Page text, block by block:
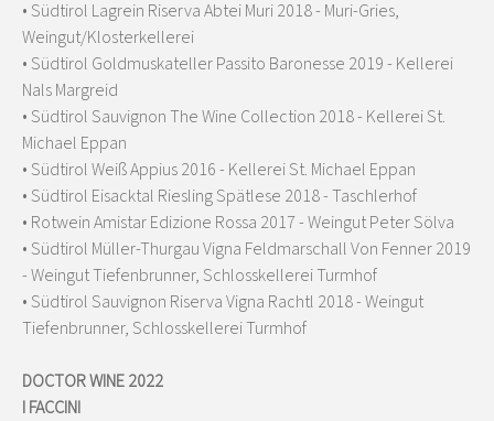
• Südtirol Lagrein Riserva Abtei Muri 2018 - Muri-Gries,
Weingut/Klosterkellerei
• Südtirol Goldmuskateller Passito Baronesse 2019 - Kellerei
Nals Margreid
• Südtirol Sauvignon The Wine Collection 2018 - Kellerei St.
Michael Eppan
• Südtirol Weiß Appius 2016 - Kellerei St. Michael Eppan
• Südtirol Eisacktal Riesling Spätlese 2018 - Taschlerhof
• Rotwein Amistar Edizione Rossa 2017 - Weingut Peter Sölva
• Südtirol Müller-Thurgau Vigna Feldmarschall Von Fenner 2019
- Weingut Tiefenbrunner, Schlosskellerei Turmhof
• Südtirol Sauvignon Riserva Vigna Rachtl 2018 - Weingut
Tiefenbrunner, Schlosskellerei Turmhof
DOCTOR WINE 2022
I FACCINI